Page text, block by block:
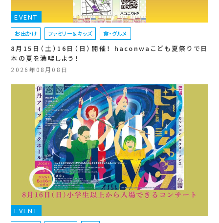
EVENT
お出かけ ファミリー＆キッズ 食・グルメ
8月15日（土）16日（日）開催！ haconwaこども夏祭りで日
本の夏を満喫しよう！
2026年08月08日
EVENT